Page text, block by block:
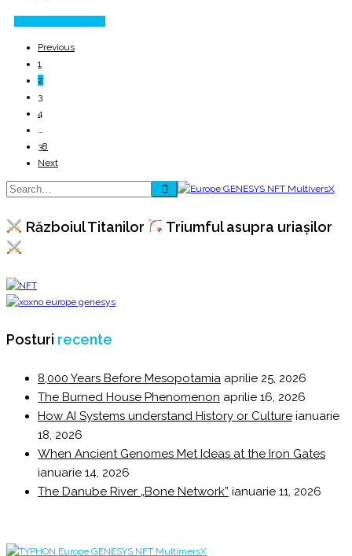
Previous
1
2
3
4
38
Next
Războiul Titanilor Triumful asupra uriașilor
Posturi recente
8,000 Years Before Mesopotamia aprilie 25, 2026
The Burned House Phenomenon aprilie 16, 2026
How AI Systems understand History or Culture ianuarie
18, 2026
When Ancient Genomes Met Ideas at the Iron Gates
ianuarie 14, 2026
The Danube River „Bone Network” ianuarie 11, 2026